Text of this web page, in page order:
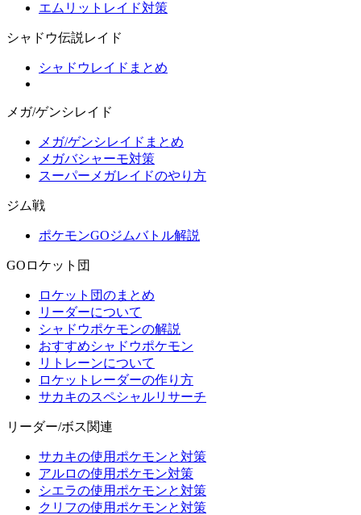
エムリットレイド対策
シャドウ伝説レイド
シャドウレイドまとめ
メガ/ゲンシレイド
メガ/ゲンシレイドまとめ
メガバシャーモ対策
スーパーメガレイドのやり方
ジム戦
ポケモンGOジムバトル解説
GOロケット団
ロケット団のまとめ
リーダーについて
シャドウポケモンの解説
おすすめシャドウポケモン
リトレーンについて
ロケットレーダーの作り方
サカキのスペシャルリサーチ
リーダー/ボス関連
サカキの使用ポケモンと対策
アルロの使用ポケモン対策
シエラの使用ポケモンと対策
クリフの使用ポケモンと対策